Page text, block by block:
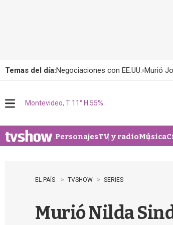
Temas del día:Negociaciones con EE.UU. Murió
u
Montevideo, T 11° H 55%
PersonajesTV y radioMúsica
EL PAÍS TVSHOW SERIES
Murió Nilda